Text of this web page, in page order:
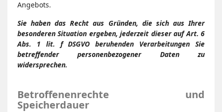
Angebots.
Sie haben das Recht aus Gründen, die sich aus Ihrer
besonderen Situation ergeben, jederzeit dieser auf Art. 6
Abs. 1 lit. f DSGVO beruhenden Verarbeitungen Sie
betreffender personenbezogener Daten zu
widersprechen.
Betroffenenrechte und
Speicherdauer